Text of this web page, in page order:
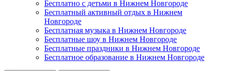
Бесплатно с детьми в Нижнем Новгороде
Бесплатный активный отдых в Нижнем
Новгороде
Бесплатная музыка в Нижнем Новгороде
Бесплатные шоу в Нижнем Новгороде
Бесплатные праздники в Нижнем Новгороде
Бесплатное образование в Нижнем Новгороде